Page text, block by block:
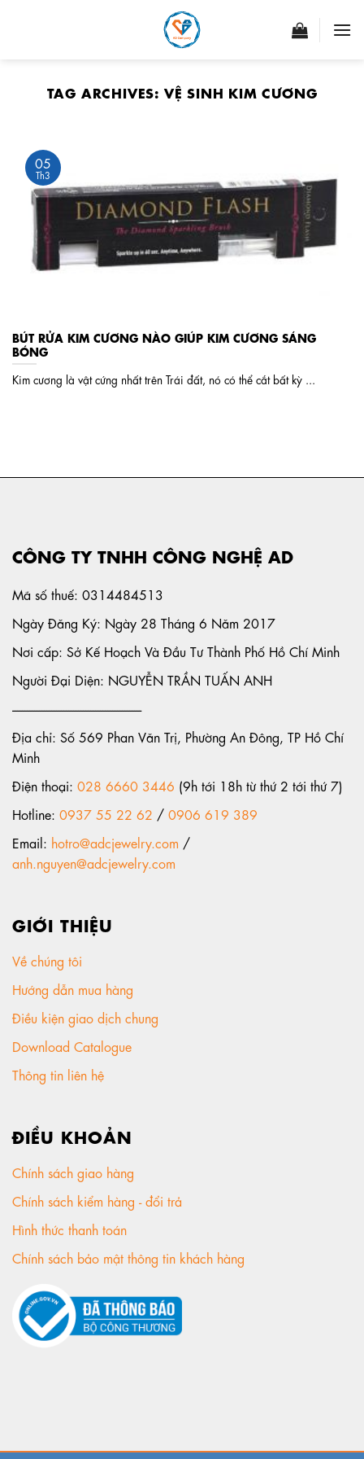
TAG ARCHIVES: VỆ SINH KIM CƯƠNG
BÚT RỬA KIM CƯƠNG NÀO GIÚP KIM CƯƠNG SÁNG
BÓNG
Kim cương là vật cứng nhất trên Trái đất, nó có thể cắt bất kỳ ...
05
Th3
CÔNG TY TNHH CÔNG NGHỆ AD
Mã số thuế: 0314484513
Ngày Đăng Ký: Ngày 28 Tháng 6 Năm 2017
Nơi cấp: Sở Kế Hoạch Và Đầu Tư Thành Phố Hồ Chí Minh
Người Đại Diện: NGUYỄN TRẦN TUẤN ANH
-----------------------------------------------------
Địa chỉ: Số 569 Phan Văn Trị, Phường An Đông, TP Hồ Chí
Minh
Điện thoại: 028 6660 3446 (9h tới 18h từ thứ 2 tới thứ 7)
Hotline: 0937 55 22 62 / 0906 619 389
Email: hotro@adcjewelry.com /
anh.nguyen@adcjewelry.com
GIỚI THIỆU
Về chúng tôi
Hướng dẫn mua hàng
Điều kiện giao dịch chung
Download Catalogue
Thông tin liên hệ
ĐIỀU KHOẢN
Chính sách giao hàng
Chính sách kiểm hàng - đổi trả
Hình thức thanh toán
Chính sách bảo mật thông tin khách hàng